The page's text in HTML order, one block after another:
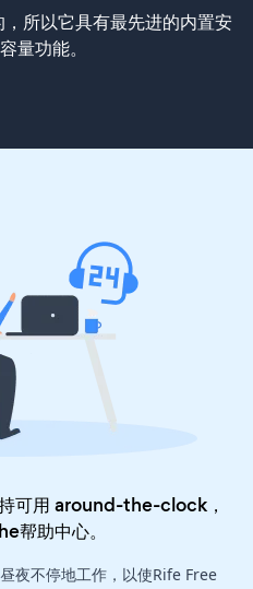
所以它具有最先进的内置安
量功能。
可用 around-the-clock，
帮助中心。
夜不停地工作，以使Rife Free